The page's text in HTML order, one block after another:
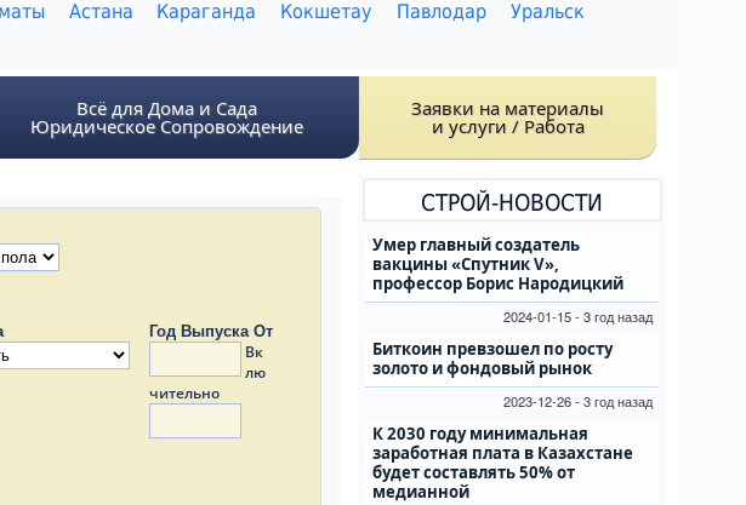
Астана Караганда Кокшетау Павлодар
Уральск
Всё для Дома и Сада
Юридическое Сопровождение
Заявки на материалы
и услуги / Работа
Год Выпуска От
Вк
лю
чительно
СТРОЙ-НОВОСТИ
Умер главный создатель
вакцины «Спутник V»,
профессор Борис Народицкий
2024-01-15 - 3 год назад
Биткоин превзошел по росту
золото и фондовый рынок
2023-12-26 - 3 год назад
К 2030 году минимальная
заработная плата в Казахстане
будет составлять 50% от
медианной